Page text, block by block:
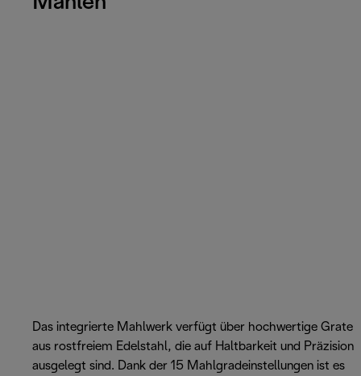
Das integrierte Mahlwerk verfügt über hochwertige Grate
aus rostfreiem Edelstahl, die auf Haltbarkeit und Präzision
ausgelegt sind. Dank der 15 Mahlgradeinstellungen ist es